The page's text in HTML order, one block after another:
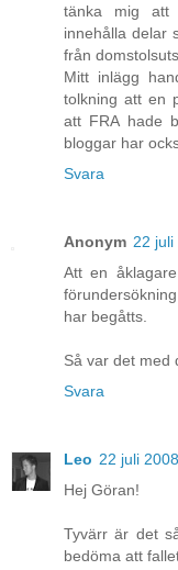
tänka mig att
innehålla delar
från
Mitt inlägg
tolkning att en
att FRA hade
bloggar har
Svara
Anonym 22
Att en
har begåtts.
Så var det med
Svara
Leo 22 juli
Hej Göran!
Tyvärr är det
bedöma att